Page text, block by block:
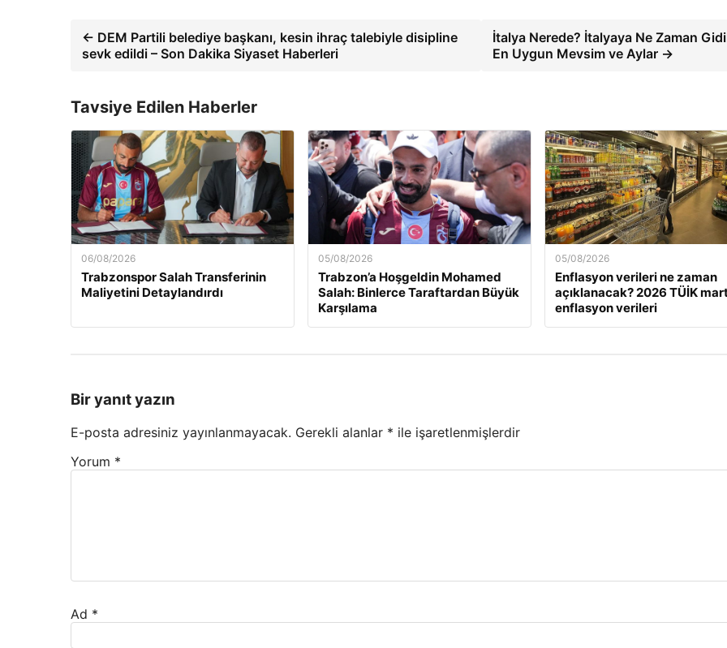
← DEM Partili belediye başkanı, kesin ihraç talebiyle disipline
sevk edildi – Son Dakika Siyaset Haberleri
İtalya Nerede? İtalyaya Ne Zaman
En Uygun Mevsim ve Aylar →
Tavsiye Edilen Haberler
06/08/2026
Trabzonspor Salah Transferinin
Maliyetini Detaylandırdı
05/08/2026
Trabzon’a Hoşgeldin Mohamed
Salah: Binlerce Taraftardan Büyük
Karşılama
05/08/2026
Enflasyon verileri ne zaman
açıklanacak? 2026 TÜİK
enflasyon verileri
Bir yanıt yazın
E-posta adresiniz yayınlanmayacak. Gerekli alanlar * ile işaretlenmişlerdir
Yorum *
Ad *